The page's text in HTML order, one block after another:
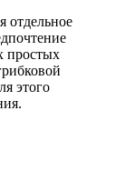
отдельное
простых
этого